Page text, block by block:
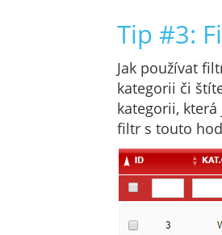
Tip #3:
Jak používat
kategorii či
kategorii,
filtr s touto